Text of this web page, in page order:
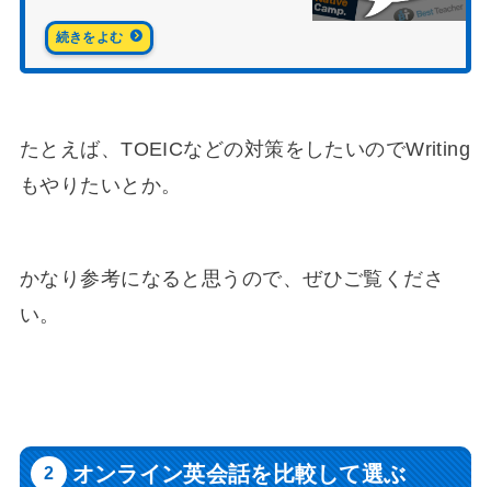
たとえば、TOEICなどの対策をしたいのでWriting
もやりたいとか。
かなり参考になると思うので、ぜひご覧くださ
い。
オンライン英会話を比較して選ぶ